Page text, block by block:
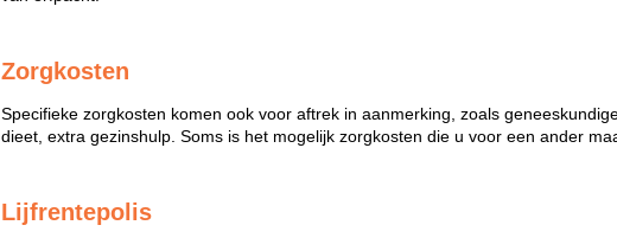
Zorgkosten
Specifieke zorgkosten komen ook voor aftrek in aanmerking, zoals
dieet, extra gezinshulp. Soms is het mogelijk zorgkosten die u voor een ander
Lijfrentepolis